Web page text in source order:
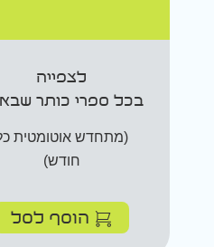
לצפייה
בכל ספרי כותר
(מתחדש אוטומטית
חודש)
הוסף לסל